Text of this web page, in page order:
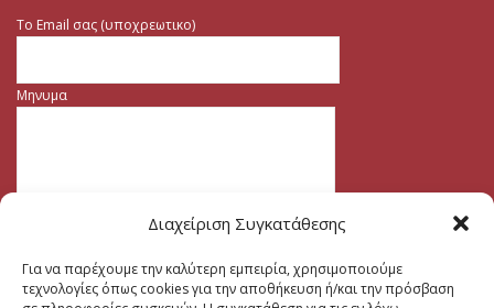
Διαχείριση Συγκατάθεσης
Για να παρέχουμε την καλύτερη εμπειρία, χρησιμοποιούμε
τεχνολογίες όπως cookies για την αποθήκευση ή/και την πρόσβαση
Το Email σας (υποχρεωτικο)
Μηνυμα